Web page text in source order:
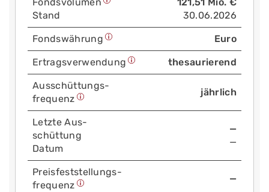
Stand
30.06.2026
Fonds­währung Euro
Ertrags­verwendung thesaurierend
Aus­schüttungs­
frequenz
jährlich
Letzte Aus­
schüttung
Datum
—
—
Preis­fest­stellungs­
frequenz
—